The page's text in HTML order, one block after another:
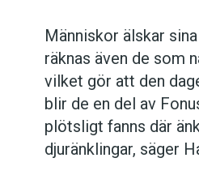
Människor älskar
räknas även de som
vilket gör att den
blir de en del av
plötsligt fanns där
djuränklingar, säger